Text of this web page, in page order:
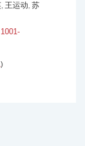
, 王运动, 苏
)